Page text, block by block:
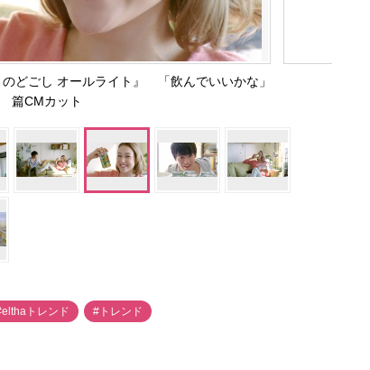
どごし オールライト』 「飲んでいいかな」
篇CMカット
トレンド #トレンド